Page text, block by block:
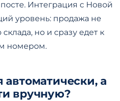
Интеграция с Новой
уровень: продажа не
но и сразу едет к
номером.
автоматически, а
вручную?